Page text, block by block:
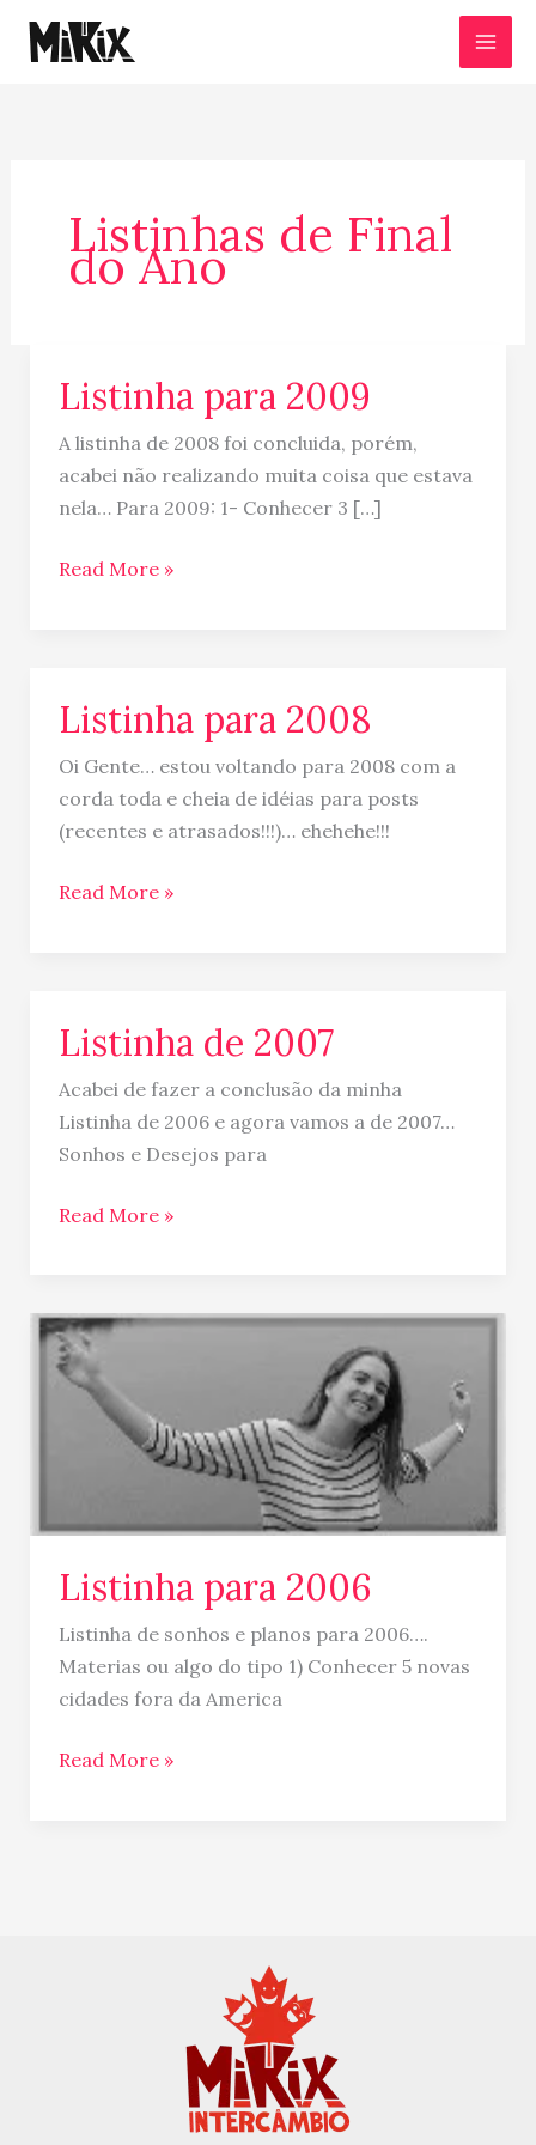
para
Listinhas de Final
do Ano
Listinha para 2009
A listinha de 2008 foi concluida, porém,
acabei não realizando muita coisa que estava
nela… Para 2009: 1- Conhecer 3 […]
Listinha
2009
Read More »
Listinha para 2008
Oi Gente… estou voltando para 2008 com a
corda toda e cheia de idéias para posts
(recentes e atrasados!!!)… ehehehe!!!
Listinha
2008
Read More »
Listinha de 2007
Acabei de fazer a conclusão da minha
Listinha de 2006 e agora vamos a de 2007…
Sonhos e Desejos para
Listinha
2007
Read More »
Listinha para 2006
Listinha de sonhos e planos para 2006….
Materias ou algo do tipo 1) Conhecer 5 novas
cidades fora da America
Listinha
para
2006
Read More »